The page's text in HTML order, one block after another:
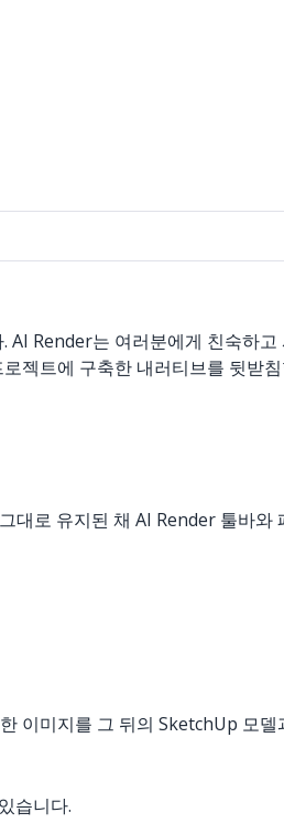
Render는 여러분에게 친숙하
젝트에 구축한 내러티브를 뒷받
로 유지된 채 AI Render 툴바
이미지를 그 뒤의 SketchUp 모델
습니다.